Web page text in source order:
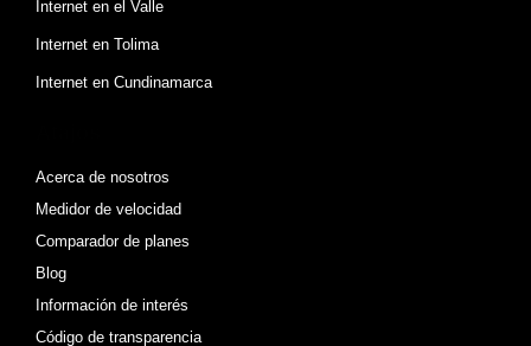
Internet en el Valle
Internet en Tolima
Internet en Cundinamarca
Acerca de nosotros
Medidor de velocidad
Comparador de planes
Blog
Información de interés
Código de transparencia